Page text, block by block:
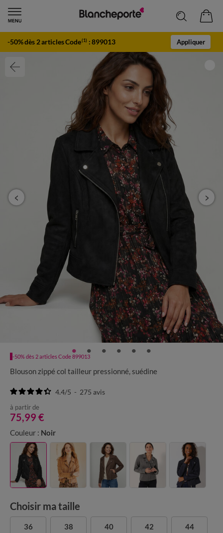
-50% dès 2 articles Code(1) :899013 Appliquer
-50% dès 2 articles Code 899013
Blouson zippé col tailleur pressionné, suédine
4.4/5 - 275 avis
à partir de
75,99 €
Couleur : Noir
Choisir ma taille
36 38 40 42 44